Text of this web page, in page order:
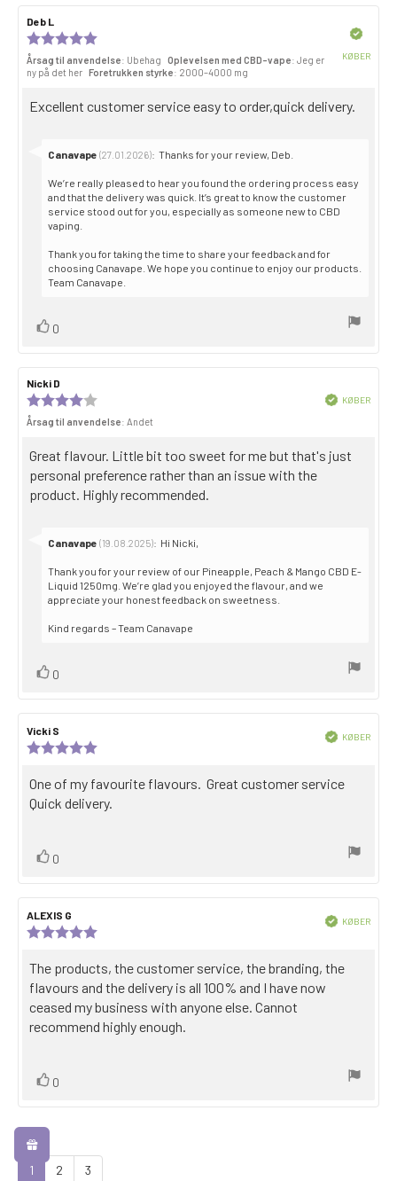
Forfatter
til
anmeldelsen:
Deb L
for
gennemgang:
ud
af
stjerner
Årsag til anvendelse: Ubehag Oplevelsen med CBD-vape: Jeg er
ny på det her Foretrukken styrke: 2000–4000 mg
KØBER
Gennemgå
Excellent customer service easy to order,quick delivery.
Svar
Canavape (27.01.2026): Thanks for your review, Deb.
We’re really pleased to hear you found the ordering process easy
and that the delivery was quick. It’s great to know the customer
service stood out for you, especially as someone new to CBD
vaping.
Thank you for taking the time to share your feedback and for
choosing Canavape. We hope you continue to enjoy our products.
Team Canavape.
Stem
0
Forfatter
til
anmeldelsen:
Nicki D
for
gennemgang:
4.0
of
stars
Årsag til anvendelse: Andet
Bekræftet
KØBER
Gennemgå
teksten:
Great flavour. Little bit too sweet for me but that's just
personal preference rather than an issue with the
product. Highly recommended.
Svar
Canavape (19.08.2025): Hi Nicki,
Thank you for your review of our Pineapple, Peach & Mango CBD E-
Liquid 1250mg. We’re glad you enjoyed the flavour, and we
appreciate your honest feedback on sweetness.
Kind regards – Team Canavape
Stem
0
Forfatter
til
anmeldelsen:
Vicki S
for
gennemgang:
af
5
Bekræftet
KØBER
Gennemgå
teksten:
One of my favourite flavours. Great customer service
Quick delivery.
Stem
0
Forfatter
til
anmeldelsen:
ALEXIS G
for
gennemgang:
af
5
stjerner
Bekræftet
KØBER
Gennemgå
teksten:
The products, the customer service, the branding, the
flavours and the delivery is all 100% and I have now
ceased my business with anyone else. Cannot
recommend highly enough.
Stem
0
1 2 3